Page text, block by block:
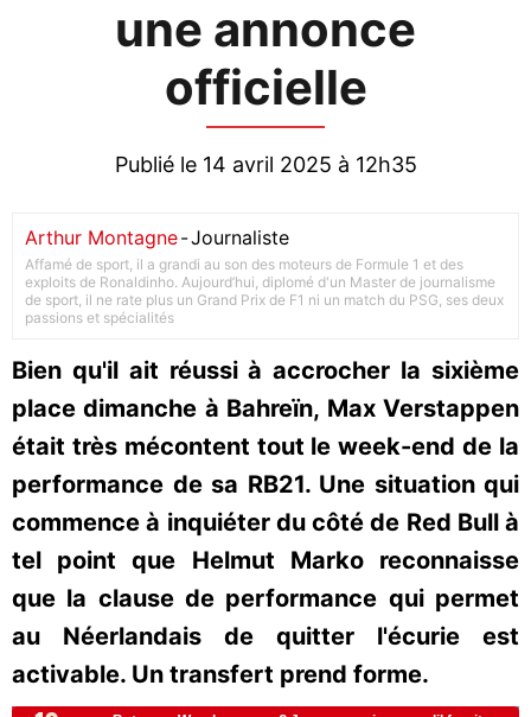
une annonce
officielle
Publié le 14 avril 2025 à 12h35
Arthur Montagne-Journaliste
Affamé de sport, il a grandi au son des moteurs de Formule 1 et des
exploits de Ronaldinho. Aujourd’hui, diplomé d'un Master de journalisme
de sport, il ne rate plus un Grand Prix de F1 ni un match du PSG, ses deux
passions et spécialités
Bien qu'il ait réussi à accrocher la sixième
place dimanche à Bahreïn, Max Verstappen
était très mécontent tout le week-end de la
performance de sa RB21. Une situation qui
commence à inquiéter du côté de Red Bull à
tel point que Helmut Marko reconnaisse
que la clause de performance qui permet
au Néerlandais de quitter l'écurie est
activable. Un transfert prend forme.